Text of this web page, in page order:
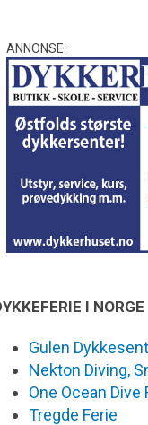
ANNONSE:
I NORGE
Gulen
Nekton Diving,
One Ocean Dive
Tregde Ferie